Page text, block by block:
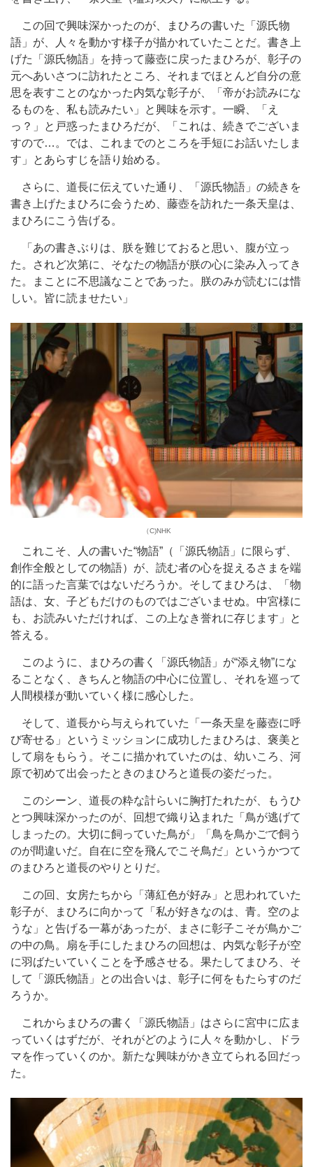
この回で興味深かったのが、まひろの書いた「源氏物
語」が、人々を動かす様子が描かれていたことだ。書き上
げた「源氏物語」を持って藤壺に戻ったまひろが、彰子の
元へあいさつに訪れたところ、それまでほとんど自分の意
思を表すことのなかった内気な彰子が、「帝がお読みにな
るものを、私も読みたい」と興味を示す。一瞬、「え
っ？」と戸惑ったまひろだが、「これは、続きでございま
すので…。では、これまでのところを手短にお話いたしま
す」とあらすじを語り始める。
さらに、道長に伝えていた通り、「源氏物語」の続きを
書き上げたまひろに会うため、藤壺を訪れた一条天皇は、
まひろにこう告げる。
「あの書きぶりは、朕を難じておると思い、腹が立っ
た。されど次第に、そなたの物語が朕の心に染み入ってき
た。まことに不思議なことであった。朕のみが読むには惜
しい。皆に読ませたい」
（C)NHK
これこそ、人の書いた“物語”（「源氏物語」に限らず、
創作全般としての物語）が、読む者の心を捉えるさまを端
的に語った言葉ではないだろうか。そしてまひろは、「物
語は、女、子どもだけのものではございませぬ。中宮様に
も、お読みいただければ、この上なき誉れに存じます」と
答える。
このように、まひろの書く「源氏物語」が“添え物”にな
ることなく、きちんと物語の中心に位置し、それを巡って
人間模様が動いていく様に感心した。
そして、道長から与えられていた「一条天皇を藤壺に呼
び寄せる」というミッションに成功したまひろは、褒美と
して扇をもらう。そこに描かれていたのは、幼いころ、河
原で初めて出会ったときのまひろと道長の姿だった。
このシーン、道長の粋な計らいに胸打たれたが、もうひ
とつ興味深かったのが、回想で織り込まれた「鳥が逃げて
しまったの。大切に飼っていた鳥が」「鳥を鳥かごで飼う
のが間違いだ。自在に空を飛んでこそ鳥だ」というかつて
のまひろと道長のやりとりだ。
この回、女房たちから「薄紅色が好み」と思われていた
彰子が、まひろに向かって「私が好きなのは、青。空のよ
うな」と告げる一幕があったが、まさに彰子こそが鳥かご
の中の鳥。扇を手にしたまひろの回想は、内気な彰子が空
に羽ばたいていくことを予感させる。果たしてまひろ、そ
して「源氏物語」との出合いは、彰子に何をもたらすのだ
ろうか。
これからまひろの書く「源氏物語」はさらに宮中に広ま
っていくはずだが、それがどのように人々を動かし、ドラ
マを作っていくのか。新たな興味がかき立てられる回だっ
た。